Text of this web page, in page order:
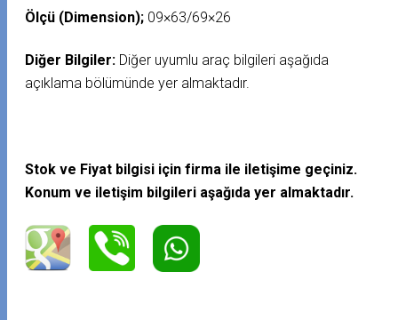
Ölçü (Dimension); 09×63/69×26
Diğer Bilgiler: Diğer uyumlu araç bilgileri aşağıda
açıklama bölümünde yer almaktadır.
Stok ve Fiyat bilgisi için firma ile iletişime geçiniz.
Konum ve iletişim bilgileri aşağıda yer almaktadır.